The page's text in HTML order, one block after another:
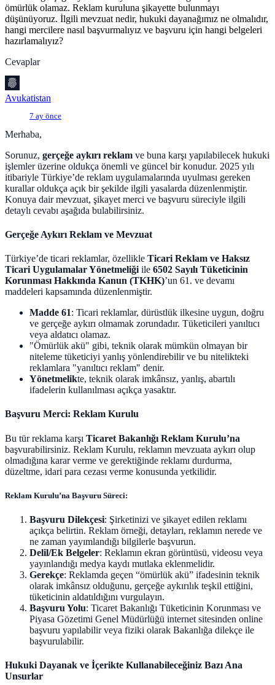
ömürlük olamaz. Reklam kuruluna şikayette bulunmayı
düşünüyoruz. İlgili mevzuat nedir, hukuki dayanağımız ne olmalıdır,
hangi mercilere nasıl başvurmalıyız ve başvuru için hangi belgeleri
hazırlamalıyız?
Cevaplar
Avukatistan
7 ay önce
Merhaba,
Sorunuz, gerçeğe aykırı reklam ve buna karşı yapılabilecek hukuki
işlemler üzerine oldukça önemli ve güncel bir konudur. 2025 yılı
itibariyle Türkiye’de reklam uygulamalarında uyulması gereken
kurallar oldukça açık bir şekilde ilgili yasalarda düzenlenmiştir.
Konuya dair mevzuat, şikayet merci ve başvuru süreciyle ilgili
detaylı cevabı aşağıda bulabilirsiniz.
Gerçeğe Aykırı Reklam ve Mevzuat
Türkiye’de ticari reklamlar, özellikle Ticari Reklam ve Haksız
Ticari Uygulamalar Yönetmeliği ile 6502 Sayılı Tüketicinin
Korunması Hakkında Kanun (TKHK)’un 61. ve devamı
maddeleri kapsamında düzenlenmiştir.
Madde 61: Ticari reklamlar, dürüstlük ilkesine uygun, doğru
ve gerçeğe aykırı olmamak zorundadır. Tüketicileri yanıltıcı
veya aldatıcı olamaz.
"Ömürlük akü" gibi, teknik olarak mümkün olmayan bir
niteleme tüketiciyi yanlış yönlendirebilir ve bu nitelikteki
reklamlara "yanıltıcı reklam" denir.
Yönetmelikte, teknik olarak imkânsız, yanlış, abartılı
ifadelerin kullanılması açıkça yasaktır.
Başvuru Merci: Reklam Kurulu
Bu tür reklama karşı Ticaret Bakanlığı Reklam Kurulu’na
başvurabilirsiniz. Reklam Kurulu, reklamın mevzuata aykırı olup
olmadığına karar verme ve gerektiğinde reklamı durdurma,
düzeltme, idari para cezası verme konusunda yetkilidir.
Reklam Kurulu’na Başvuru Süreci:
Başvuru Dilekçesi: Şirketinizi ve şikayet edilen reklamı
açıkça belirtin. Reklam örneği, detayları, reklamın nerede ve
ne zaman yayımlandığı bilgilerle başvurun.
Delil/Ek Belgeler: Reklamın ekran görüntüsü, videosu veya
yayınlandığı medya kaydı mutlaka eklenmelidir.
Gerekçe: Reklamda geçen “ömürlük akü” ifadesinin teknik
olarak imkânsız olduğunu, gerçeğe aykırılık teşkil ettiğini,
tüketicinin aldatıldığını vurgulayın.
Başvuru Yolu: Ticaret Bakanlığı Tüketicinin Korunması ve
Piyasa Gözetimi Genel Müdürlüğü internet sitesinden online
başvuru yapılabilir veya fiziki olarak Bakanlığa dilekçe ile
başvurulabilir.
Hukuki Dayanak ve İçerikte Kullanabileceğiniz Bazı Ana
Unsurlar